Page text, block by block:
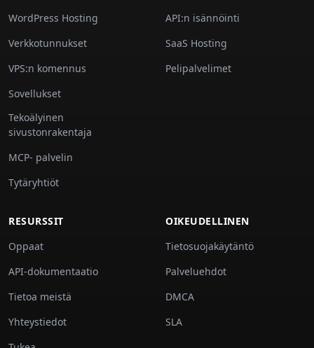
WordPress Hosting
Verkkotunnukset
VPS:n komennus
Sovellukset
Tekoälyinen
sivustonrakentaja
MCP- palvelin
Tytäryhtiöt
API:n isännöinti
SaaS Hosting
Pelipalvelimet
RESURSSIT
Oppaat
API-dokumentaatio
Tietoa meistä
Yhteystiedot
OIKEUDELLINEN
Tietosuojakäytäntö
Palveluehdot
DMCA
SLA